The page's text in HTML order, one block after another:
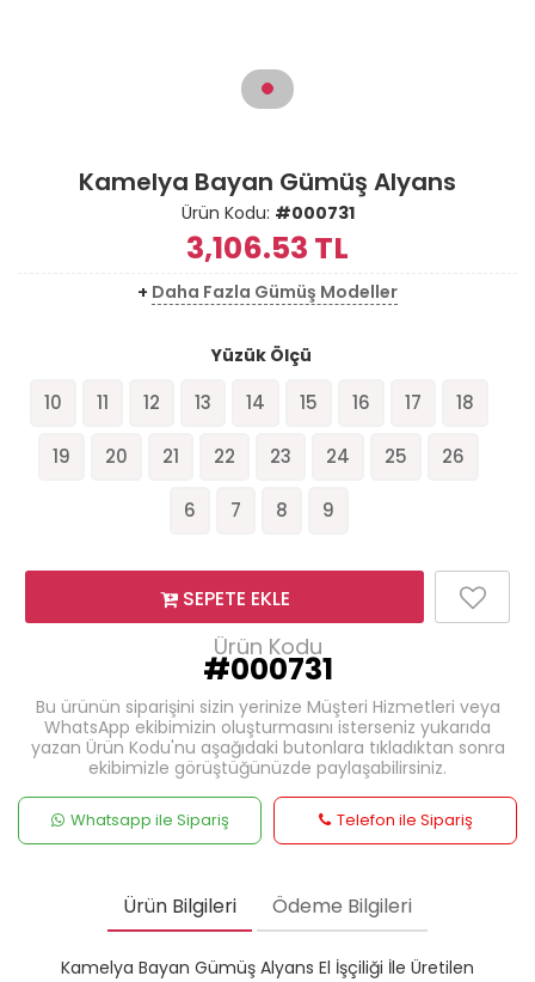
Kamelya Bayan Gümüş Alyans
Ürün Kodu: #000731
3,106.53 TL
+ Daha Fazla Gümüş Modeller
Yüzük Ölçü
10 11 12 13 14 15 16 17 18
19 20 21 22 23 24 25 26
6 7 8 9
SEPETE EKLE
Ürün Kodu
#000731
Bu ürünün siparişini sizin yerinize Müşteri Hizmetleri veya
WhatsApp ekibimizin oluşturmasını isterseniz yukarıda
yazan Ürün Kodu'nu aşağıdaki butonlara tıkladıktan sonra
ekibimizle görüştüğünüzde paylaşabilirsiniz.
Whatsapp ile Sipariş Telefon ile Sipariş
Ürün Bilgileri Ödeme Bilgileri
Kamelya Bayan Gümüş Alyans El İşçiliği İle Üretilen